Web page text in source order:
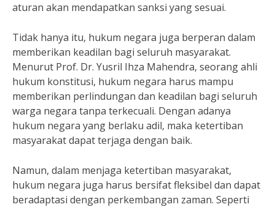
aturan akan mendapatkan sanksi yang sesuai.
Tidak hanya itu, hukum negara juga berperan dalam
memberikan keadilan bagi seluruh masyarakat.
Menurut Prof. Dr. Yusril Ihza Mahendra, seorang ahli
hukum konstitusi, hukum negara harus mampu
memberikan perlindungan dan keadilan bagi seluruh
warga negara tanpa terkecuali. Dengan adanya
hukum negara yang berlaku adil, maka ketertiban
masyarakat dapat terjaga dengan baik.
Namun, dalam menjaga ketertiban masyarakat,
hukum negara juga harus bersifat fleksibel dan dapat
beradaptasi dengan perkembangan zaman. Seperti